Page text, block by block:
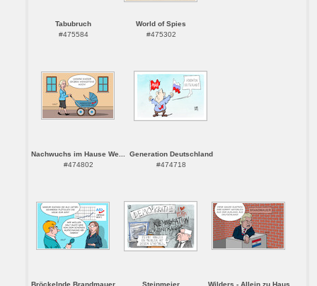
Tabubruch
#475584
World of Spies
#475302
Nachwuchs im Hause We...
#474802
Generation Deutschland
#474718
Bröckelnde Brandmauer Steinmeier Wilders - Allein zu Haus